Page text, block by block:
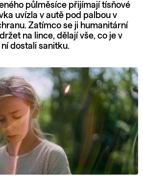
půlměsíce přijímají tísňové
uvízla v autě pod palbou v
Zatímco se ji humanitární
na lince, dělají vše, co je v
dostali sanitku.